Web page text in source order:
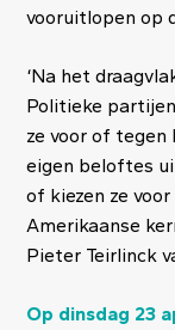
vooruitlopen op
‘Na het
Politieke
ze voor of tegen
eigen beloftes
of kiezen ze
Amerikaanse
Pieter Teirlinck
Op dinsdag 23